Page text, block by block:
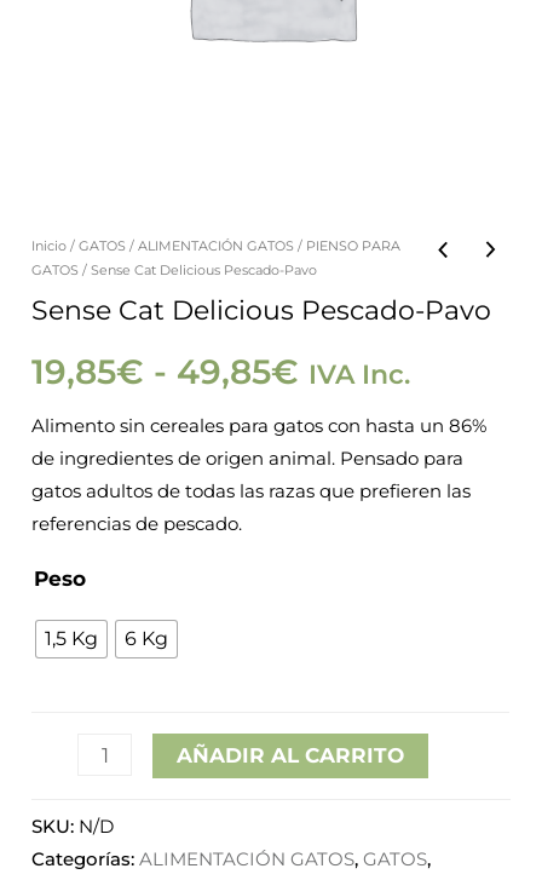
Inicio /GATOS /ALIMENTACIÓN GATOS / PIENSO PARA
GATOS / Sense Cat Delicious Pescado-Pavo
Sense Cat Delicious Pescado-Pavo
19,85€ - 49,85€
Rango
de
precios:
desde
19,85€
IVA Inc.
Alimento sin cereales para gatos con hasta un 86%
de ingredientes de origen animal. Pensado para
gatos adultos de todas las razas que prefieren las
referencias de pescado.
Peso
1,5 Kg 6 Kg
Sense
Delicious
Pescado-
cantidad
AÑADIR AL CARRITO
SKU: N/D
Categorías:ALIMENTACIÓN GATOS,GATOS,